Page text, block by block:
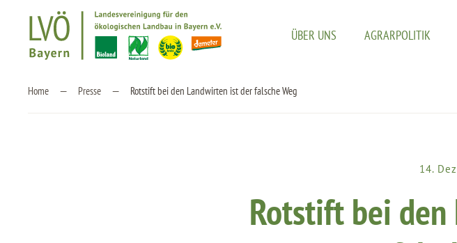
Zum Hauptinhalt springen ÜBER UNS AGRARPOLITIK
Home Presse Rotstift bei den Landwirten ist der falsche Weg
14.
Rotstift bei